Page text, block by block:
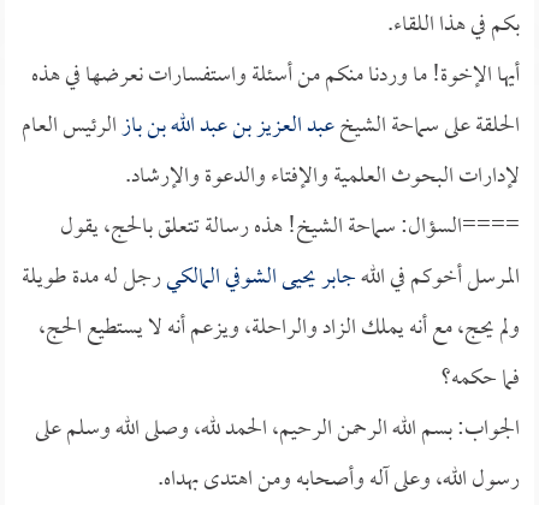
بكم في هذا اللقاء.
أيها الإخوة! ما وردنا منكم من أسئلة واستفسارات نعرضها في هذه
الحلقة على سماحة الشيخعبد العزيز بن عبد الله بن بازالرئيس العام
لإدارات البحوث العلمية والإفتاء والدعوة والإرشاد.
====السؤال: سماحة الشيخ! هذه رسالة تتعلق بالحج، يقول
المرسل أخوكم في اللهجابر يحيى الشوفي المالكيرجل له مدة طويلة
ولم يحج، مع أنه يملك الزاد والراحلة، ويزعم أنه لا يستطيع الحج،
فما حكمه؟
الجواب: بسم الله الرحمن الرحيم، الحمد لله، وصلى الله وسلم على
رسول الله، وعلى آله وأصحابه ومن اهتدى بهداه.